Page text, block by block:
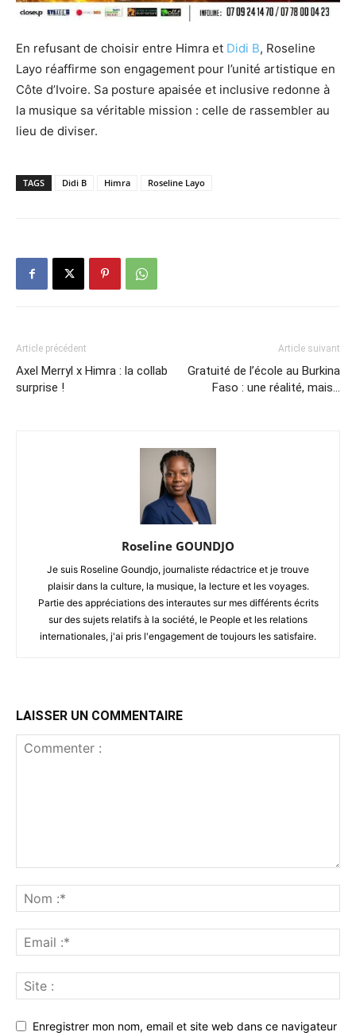
En refusant de choisir entre Himra et Didi B, Roseline
Layo réaffirme son engagement pour l’unité artistique en
Côte d’Ivoire. Sa posture apaisée et inclusive redonne à
la musique sa véritable mission : celle de rassembler au
lieu de diviser.
TAGS Didi B Himra Roseline Layo
Article précédent
Axel Merryl x Himra : la collab
surprise !
Article suivant
Gratuité de l’école au Burkina
Faso : une réalité, mais…
Roseline GOUNDJO
Je suis Roseline Goundjo, journaliste rédactrice et je trouve
plaisir dans la culture, la musique, la lecture et les voyages.
Partie des appréciations des interautes sur mes différents écrits
sur des sujets relatifs à la société, le People et les relations
internationales, j'ai pris l'engagement de toujours les satisfaire.
LAISSER UN COMMENTAIRE
Enregistrer mon nom, email et site web dans ce navigateur